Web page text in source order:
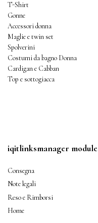
T-Shirt
Gonne
Accessori donna
Maglie e twin set
Spolverini
Costumi da bagno Donna
Cardigan e Cabban
Top e sottogiacca
iqitlinksmanager module
Consegna
Note legali
Reso e Rimborsi
Home